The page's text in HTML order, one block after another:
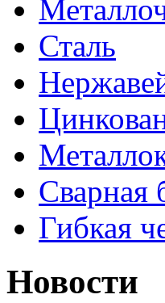
Сталь
Сварная
Гибкая
Новости